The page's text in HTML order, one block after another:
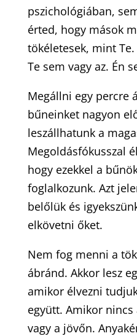
pszichológiában,
érted, hogy mások
tökéletesek, mint
Te sem vagy az. Én
Megállni egy percre
bűneinket nagyon
leszállhatunk a
Megoldásfókusszal
hogy ezekkel a
foglalkozunk. Azt
belőlük és
elkövetni őket.
Nem fog menni a
ábránd. Akkor lesz
amikor élvezni
együtt. Amikor
vagy a jövőn.